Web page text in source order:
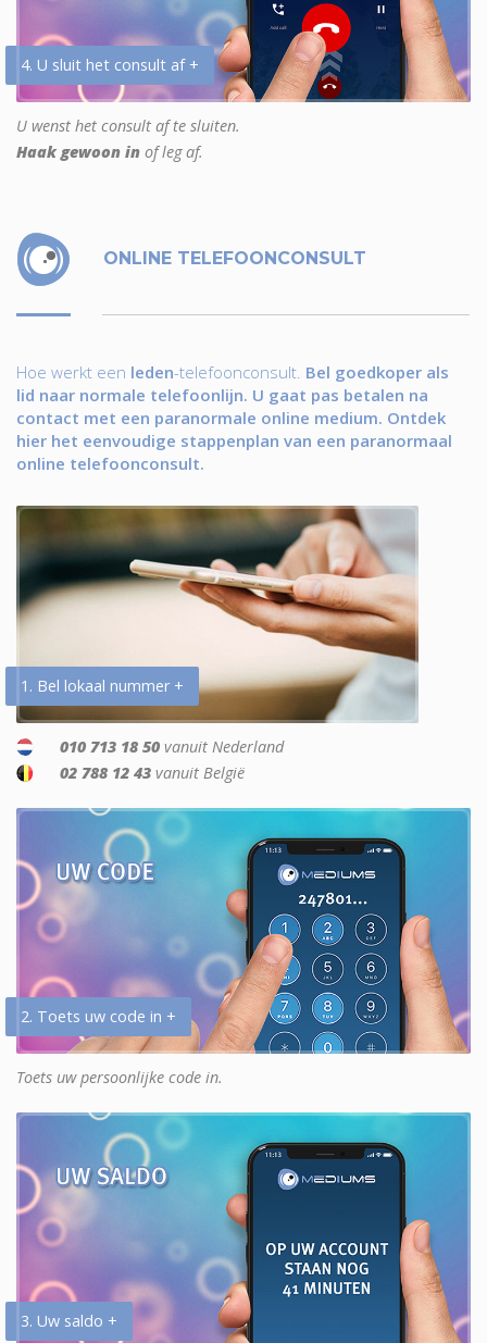
4. U sluit het consult af +
U wenst het consult af te sluiten.
Haak gewoon in of leg af.
ONLINE TELEFOONCONSULT
Hoe werkt een leden-telefoonconsult. Bel goedkoper als
lid naar normale telefoonlijn. U gaat pas betalen na
contact met een paranormale online medium. Ontdek
hier het eenvoudige stappenplan van een paranormaal
online telefoonconsult.
1. Bel lokaal nummer +
010 713 18 50 vanuit Nederland
02 788 12 43 vanuit België
2. Toets uw code in +
Toets uw persoonlijke code in.
3. Uw saldo +